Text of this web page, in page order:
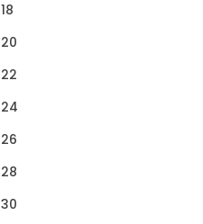
18
20
22
24
26
28
30